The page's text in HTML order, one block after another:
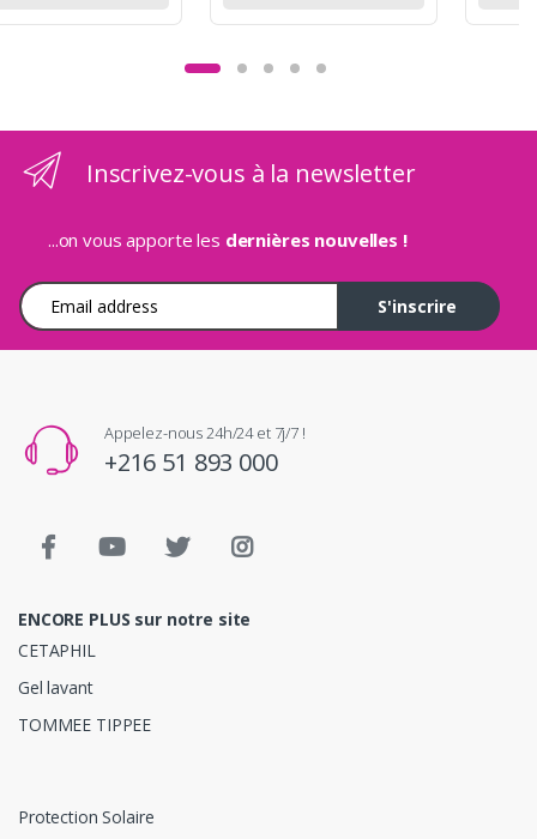
Inscrivez-vous à la newsletter
...on vous apporte les dernières nouvelles !
Adresse e-mail
S'inscrire
Appelez-nous 24h/24 et 7j/7 !
+216 51 893 000
ENCORE PLUS sur notre site
CETAPHIL
Gel lavant
TOMMEE TIPPEE
Protection Solaire